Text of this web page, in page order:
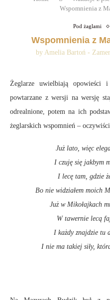
Wspomnienia z
Pod żaglami
Wspomnienia z
by Amelia Bartoń -
Żeglarze uwielbiają opowieści
powtarzane z wersji na wersję
odrealnione, potem na ich
żeglarskich wspomnień –
Już lato, więc
I czuję się jakbym
I lecę tam, gdzie
Bo nie widziałem moich
Już w Mikołajkach
W tawernie lecą
I każdy znajdzie tu
I nie ma takiej siły,